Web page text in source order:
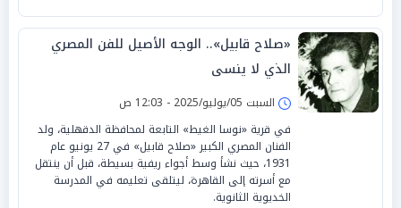
«صلاح قابيل».. الوجه الأصيل للفن المصري
الذي لا ينسى
السبت 05/يوليو/2025 - 12:03 ص
في قرية «نوسا الغيط» التابعة لمحافظة الدقهلية، ولد
الفنان المصري الكبير «صلاح قابيل» في 27 يونيو عام
1931، حيث نشأ وسط أجواء ريفية بسيطة، قبل أن ينتقل
مع أسرته إلى القاهرة، ليتلقى تعليمه في المدرسة
الخديوية الثانوية.